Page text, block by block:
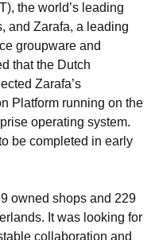
the world’s leading
and Zarafa, a leading
groupware and
that the Dutch
Zarafa’s
Platform running on the
operating system.
be completed in early
owned shops and 229
It was looking for
collaboration and